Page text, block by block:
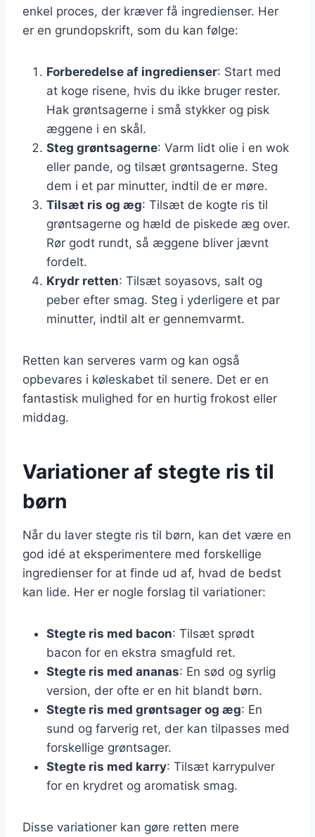
enkel proces, der kræver få ingredienser. Her
er en grundopskrift, som du kan følge:
Forberedelse af ingredienser: Start med
at koge risene, hvis du ikke bruger rester.
Hak grøntsagerne i små stykker og pisk
æggene i en skål.
Steg grøntsagerne: Varm lidt olie i en wok
eller pande, og tilsæt grøntsagerne. Steg
dem i et par minutter, indtil de er møre.
Tilsæt ris og æg: Tilsæt de kogte ris til
grøntsagerne og hæld de piskede æg over.
Rør godt rundt, så æggene bliver jævnt
fordelt.
Krydr retten: Tilsæt soyasovs, salt og
peber efter smag. Steg i yderligere et par
minutter, indtil alt er gennemvarmt.
Retten kan serveres varm og kan også
opbevares i køleskabet til senere. Det er en
fantastisk mulighed for en hurtig frokost eller
middag.
Variationer af stegte ris til
børn
Når du laver stegte ris til børn, kan det være en
god idé at eksperimentere med forskellige
ingredienser for at finde ud af, hvad de bedst
kan lide. Her er nogle forslag til variationer:
Stegte ris med bacon: Tilsæt sprødt
bacon for en ekstra smagfuld ret.
Stegte ris med ananas: En sød og syrlig
version, der ofte er en hit blandt børn.
Stegte ris med grøntsager og æg: En
sund og farverig ret, der kan tilpasses med
forskellige grøntsager.
Stegte ris med karry: Tilsæt karrypulver
for en krydret og aromatisk smag.
Disse variationer kan gøre retten mere